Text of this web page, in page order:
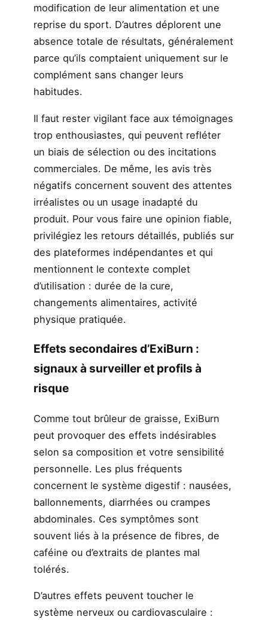
modification de leur alimentation et une
reprise du sport. D’autres déplorent une
absence totale de résultats, généralement
parce qu’ils comptaient uniquement sur le
complément sans changer leurs
habitudes.
Il faut rester vigilant face aux témoignages
trop enthousiastes, qui peuvent refléter
un biais de sélection ou des incitations
commerciales. De même, les avis très
négatifs concernent souvent des attentes
irréalistes ou un usage inadapté du
produit. Pour vous faire une opinion fiable,
privilégiez les retours détaillés, publiés sur
des plateformes indépendantes et qui
mentionnent le contexte complet
d’utilisation : durée de la cure,
changements alimentaires, activité
physique pratiquée.
Effets secondaires d’ExiBurn :
signaux à surveiller et profils à
risque
Comme tout brûleur de graisse, ExiBurn
peut provoquer des effets indésirables
selon sa composition et votre sensibilité
personnelle. Les plus fréquents
concernent le système digestif : nausées,
ballonnements, diarrhées ou crampes
abdominales. Ces symptômes sont
souvent liés à la présence de fibres, de
caféine ou d’extraits de plantes mal
tolérés.
D’autres effets peuvent toucher le
système nerveux ou cardiovasculaire :